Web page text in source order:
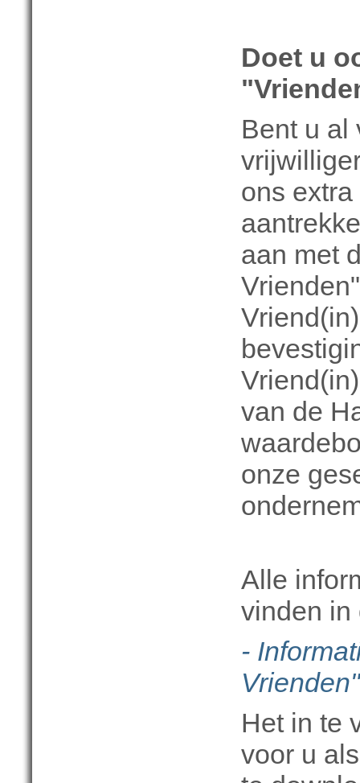
Doet u
Bent u al
ons
aan met
van de
onze
Alle
vinden in
-
Vrienden"
Het in te
voor u